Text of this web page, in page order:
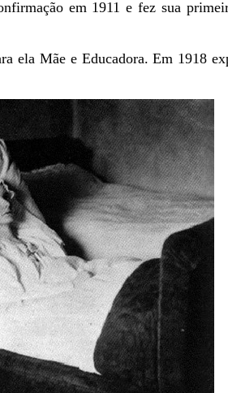
em 1911 e fez sua
ela Mãe e Educadora. Em 1918